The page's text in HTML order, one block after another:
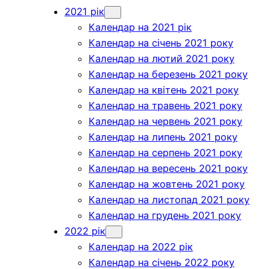
2021 рік
Календар на 2021 рік
Календар на січень 2021 року
Календар на лютий 2021 року
Календар на березень 2021 року
Календар на квітень 2021 року
Календар на травень 2021 року
Календар на червень 2021 року
Календар на липень 2021 року
Календар на серпень 2021 року
Календар на вересень 2021 року
Календар на жовтень 2021 року
Календар на листопад 2021 року
Календар на грудень 2021 року
2022 рік
Календар на 2022 рік
Календар на січень 2022 року